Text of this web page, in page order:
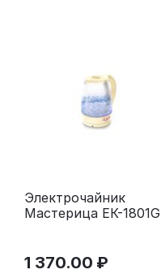
Электрочайник
Мастерица ЕК-1801G
1 370.00 ₽